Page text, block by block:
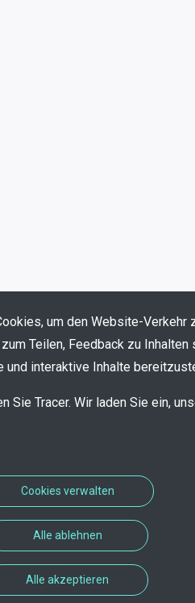
um den Website-Verkehr
Teilen, Feedback zu Inhalten
interaktive Inhalte
Sie Tracer. Wir laden Sie ein,
Cookies verwalten
Alle ablehnen
Alle akzeptieren